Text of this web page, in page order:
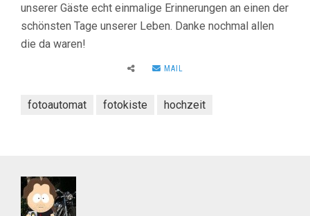
unserer Gäste echt einmalige Erinnerungen an einen der
schönsten Tage unserer Leben. Danke nochmal allen
die da waren!
MAIL
fotoautomat fotokiste hochzeit